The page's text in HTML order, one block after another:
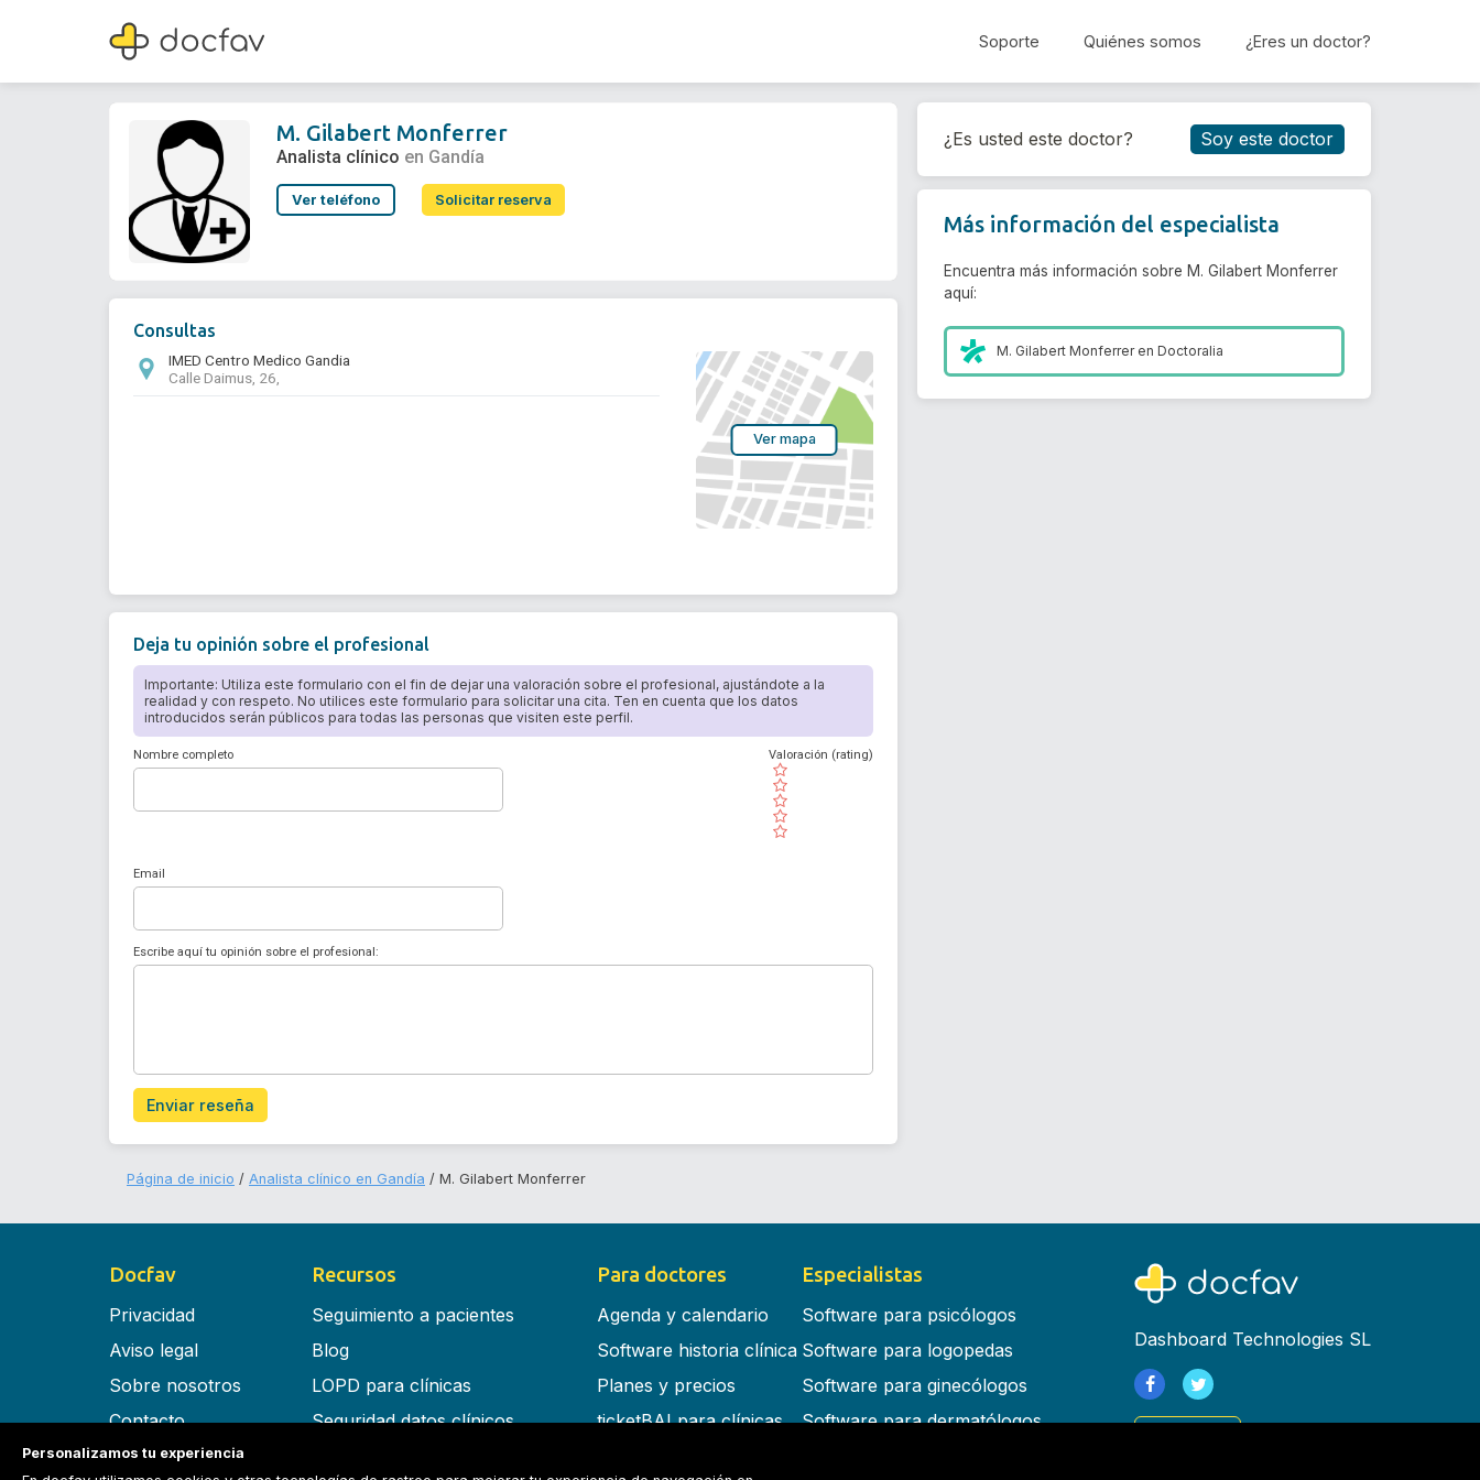
Soporte Quiénes somos ¿Eres un doctor?
M. Gilabert Monferrer
Analista clínico
Reservar cita
M. Gilabert Monferrer
Analista clínico en Gandía
Ver teléfono Solicitar reserva
Consultas
IMED Centro Medico Gandia
Calle Daimus, 26,
Ver mapa
Deja tu opinión sobre el profesional
Importante: Utiliza este formulario con el fin de dejar una valoración sobre el profesional, ajustándote a la
realidad y con respeto. No utilices este formulario para solicitar una cita. Ten en cuenta que los datos
introducidos serán públicos para todas las personas que visiten este perfil.
Nombre completo
( )
( )
( )
( )
( )
Valoración (rating)
Email
Escribe aquí tu opinión sobre el profesional:
Enviar reseña
¿Es usted este doctor? Soy este doctor
Más información del especialista
Encuentra más información sobre M. Gilabert Monferrer
aquí:
M. Gilabert Monferrer enDoctoralia
Página de inicio Analista clínico en Gandía M. Gilabert Monferrer
Docfav
Privacidad
Aviso legal
Sobre nosotros
Contacto
Términos y condiciones
Recursos
Seguimiento a pacientes
Blog
LOPD para clínicas
Seguridad datos clínicos
Para doctores
Agenda y calendario
Software historia clínica
Planes y precios
ticketBAI para clínicas
Especialistas
Software para psicólogos
Software para logopedas
Software para ginecólogos
Software para dermatólogos
Dashboard Technologies SL
Personalizamos tu experiencia